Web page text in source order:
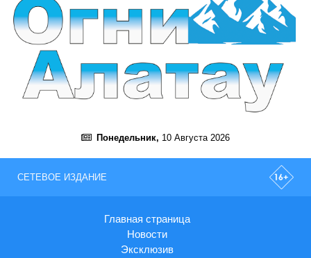
Понедельник, 10 Августа 2026
СЕТЕВОЕ ИЗДАНИЕ
Главная страница
Новости
Эксклюзив